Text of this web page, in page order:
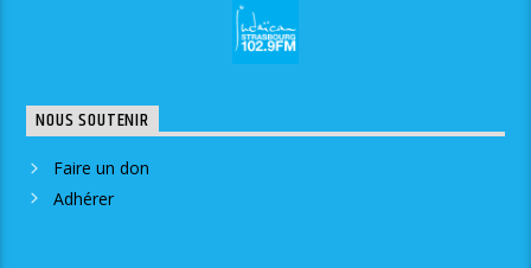
NOUS SOUTENIR
Faire un don
Adhérer